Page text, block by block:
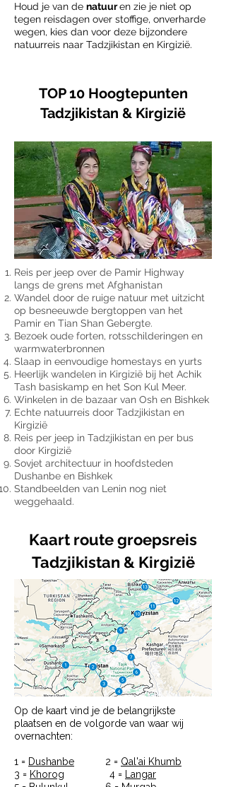
Houd je van de natuuren zie je niet op
tegen reisdagen over stoffige, onverharde
wegen, kies dan voor deze bijzondere
natuurreis naar Tadzjikistan en Kirgizië.
TOP 10 Hoogtepunten
Tadzjikistan & Kirgizië
Reis per jeep over de Pamir Highway
langs de grens met Afghanistan
Wandel door de ruige natuur met uitzicht
op besneeuwde bergtoppen van het
Pamir en Tian Shan Gebergte.
Bezoek oude forten, rotsschilderingen en
warmwaterbronnen
Slaap in eenvoudige homestays en yurts
Heerlijk wandelen in Kirgizië bij het Achik
Tash basiskamp en het Son Kul Meer.
Winkelen in de bazaar van Osh en Bishkek
Echte natuurreis door Tadzjikistan en
Kirgizië
Reis per jeep in Tadzjikistan en per bus
door Kirgizië
Sovjet architectuur in hoofdsteden
Dushanbe en Bishkek
Standbeelden van Lenin nog niet
weggehaald.
Kaart route groepsreis
Tadzjikistan & Kirgizië
Op de kaart vind je de belangrijkste
plaatsen en de volgorde van waar wij
overnachten:
1 = Dushanbe 2 = Qal'ai Khumb
3 = Khorog 4 =
Langar